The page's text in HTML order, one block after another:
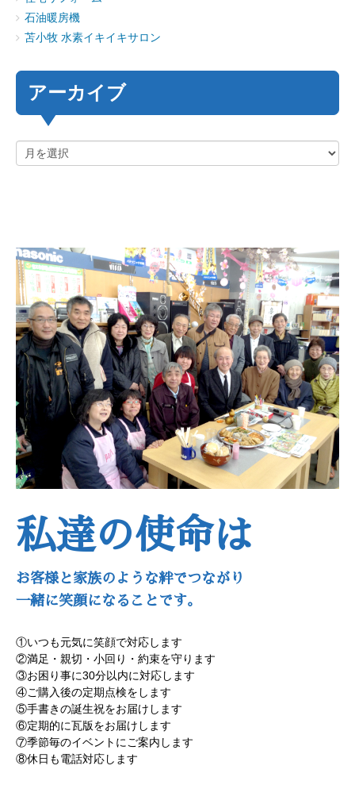
石油暖房機
苫小牧 水素イキイキサロン
アーカイブ
私達の使命は
お客様と家族のような絆でつながり
一緒に笑顔になることです。
①いつも元気に笑顔で対応します
②満足・親切・小回り・約束を守ります
③お困り事に30分以内に対応します
④ご購入後の定期点検をします
⑤手書きの誕生祝をお届けします
⑥定期的に瓦版をお届けします
⑦季節毎のイベントにご案内します
⑧休日も電話対応します